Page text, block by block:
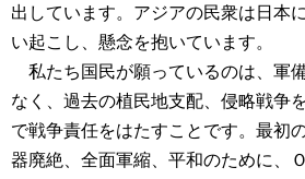
出しています。アジアの民衆は日本
い起こし、懸念を抱いています。
私たち国民が願っているのは、軍
なく、過去の植民地支配、侵略戦争
で戦争責任をはたすことです。最初
器廃絶、全面軍縮、平和のために、